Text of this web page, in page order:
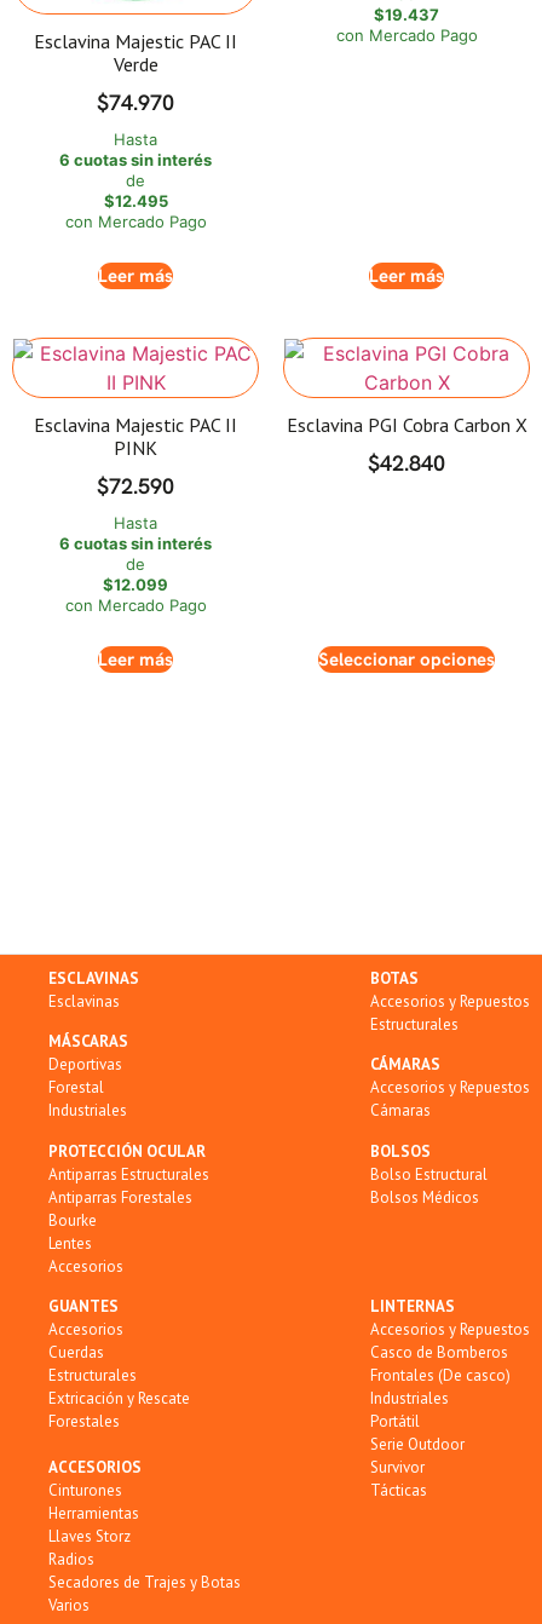
Esclavina Majestic PAC II
Verde
$74.970
Hasta
6 cuotas sin interés
de
$12.495
con Mercado Pago
Leer más
$19.437
con Mercado Pago
Leer más
Esclavina Majestic PAC II
PINK
$72.590
Hasta
6 cuotas sin interés
de
$12.099
con Mercado Pago
Leer más
Esclavina PGI Cobra Carbon X
$42.840
Seleccionar opciones
ESCLAVINAS
Esclavinas
MÁSCARAS
Deportivas
Forestal
Industriales
PROTECCIÓN OCULAR
Antiparras Estructurales
Antiparras Forestales
Bourke
Lentes
Accesorios
BOTAS
Accesorios y Repuestos
Estructurales
CÁMARAS
Accesorios y Repuestos
Cámaras
BOLSOS
Bolso Estructural
Bolsos Médicos
GUANTES
Accesorios
Cuerdas
Estructurales
Extricación y Rescate
Forestales
ACCESORIOS
Cinturones
Herramientas
Llaves Storz
Radios
Secadores de Trajes y Botas
Varios
LINTERNAS
Accesorios y Repuestos
Casco de Bomberos
Frontales (De casco)
Industriales
Portátil
Serie Outdoor
Survivor
Tácticas